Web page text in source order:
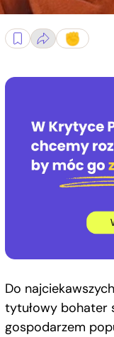
Do
tytułowy bohater
gospodarzem